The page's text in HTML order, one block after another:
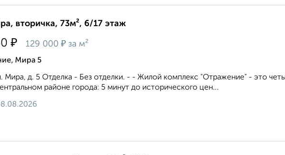
вторичка, 73м², 6/17 этаж
₽ 129 000 ₽ за м²
Мира 5
Мира, д. 5 Отделка - Без отделки. - - Жилой комплекс "Отражение" - это
районе города: 5 минут до исторического цен...